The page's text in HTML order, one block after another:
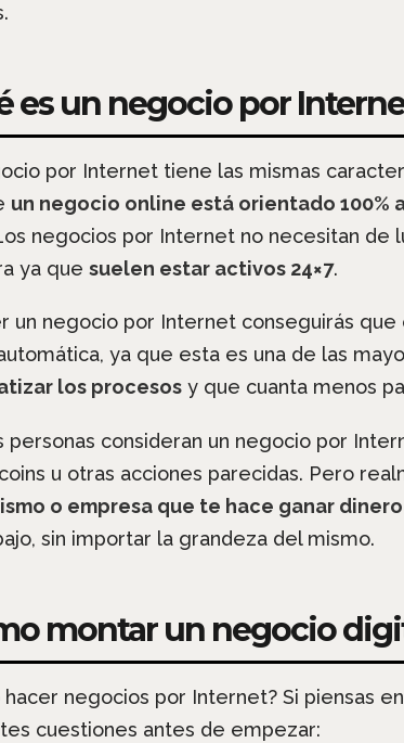
es un negocio por
por Internet tiene las mismas
un negocio online está orientado 100%
negocios por Internet no necesitan
ya que suelen estar activos 24×7.
un negocio por Internet conseguirás
ya que esta es una de las
los procesosy que cuanta menos
personas consideran un negocio por
u otras acciones parecidas. Pero
o empresa que te hace ganar
sin importar la grandeza del mismo.
montar un negocio
hacer negocios por Internet? Si piensas
cuestiones antes de empezar: